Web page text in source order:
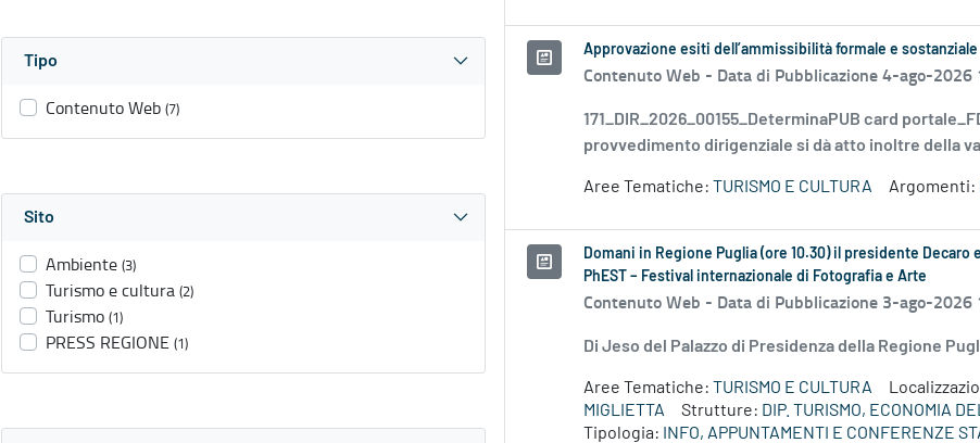
Tipo
Contenuto Web (7)
Sito
Ambiente (3)
Turismo e cultura (2)
Turismo (1)
PRESS REGIONE (1)
Approvazione esiti dell’ammissibilità formale e
Contenuto Web - Data di Pubblicazione 4-ago-2026
171_DIR_2026_00155_DeterminaPUB card
provvedimento dirigenziale si dà atto inoltre della
Aree Tematiche: TURISMO E CULTURA Argomenti:
Domani in Regione Puglia (ore 10.30) il presidente
PhEST – Festival internazionale di Fotografia e Arte
Contenuto Web - Data di Pubblicazione 3-ago-2026
Di Jeso del Palazzo di Presidenza della Regione
Aree Tematiche: TURISMO E CULTURA
MIGLIETTA
Strutture: DIP. TURISMO, ECONOMIA
Tipologia:
INFO, APPUNTAMENTI E CONFERENZE